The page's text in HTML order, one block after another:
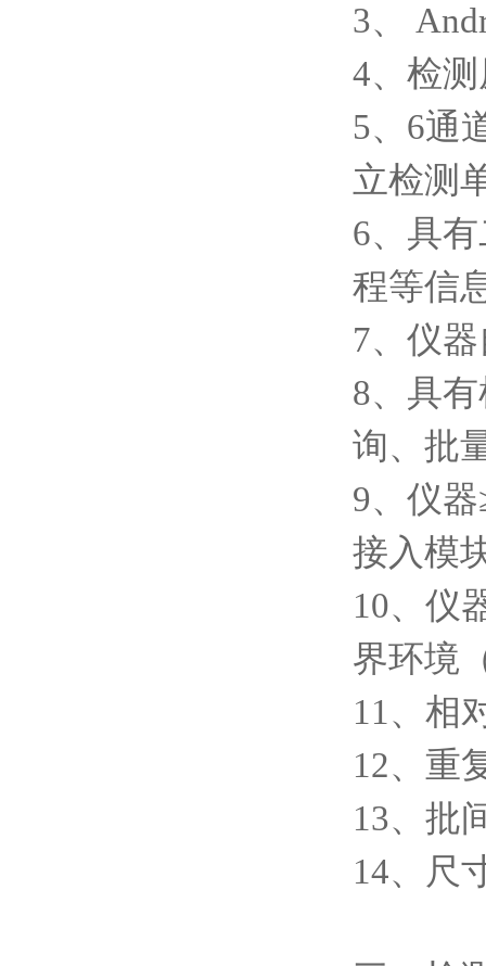
3、
4、检
5、6通
立检测
6、具
程等信
7、仪
8、具
询、批
9、仪
接入模
10、仪
界环境
11、相
12、重
13、批
14、尺